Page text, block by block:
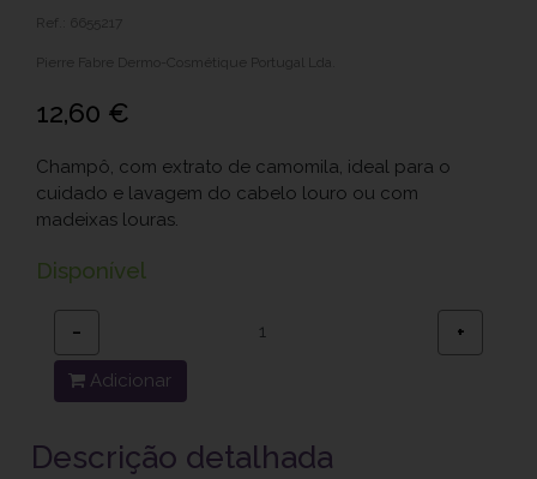
Ref.: 6655217
Pierre Fabre Dermo-Cosmétique Portugal Lda.
12,60 €
Champô, com extrato de camomila, ideal para o
cuidado e lavagem do cabelo louro ou com
madeixas louras.
Disponível
− +
Adicionar
Descrição detalhada